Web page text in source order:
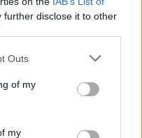
further disclose it to other
one or more Google
You may click to
its third-party tags to
in below Google
Outs
of my
my